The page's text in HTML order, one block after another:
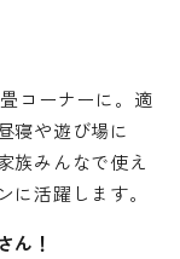
コーナーに。適
寝や遊び場に
族みんなで使え
活躍します。
ん！